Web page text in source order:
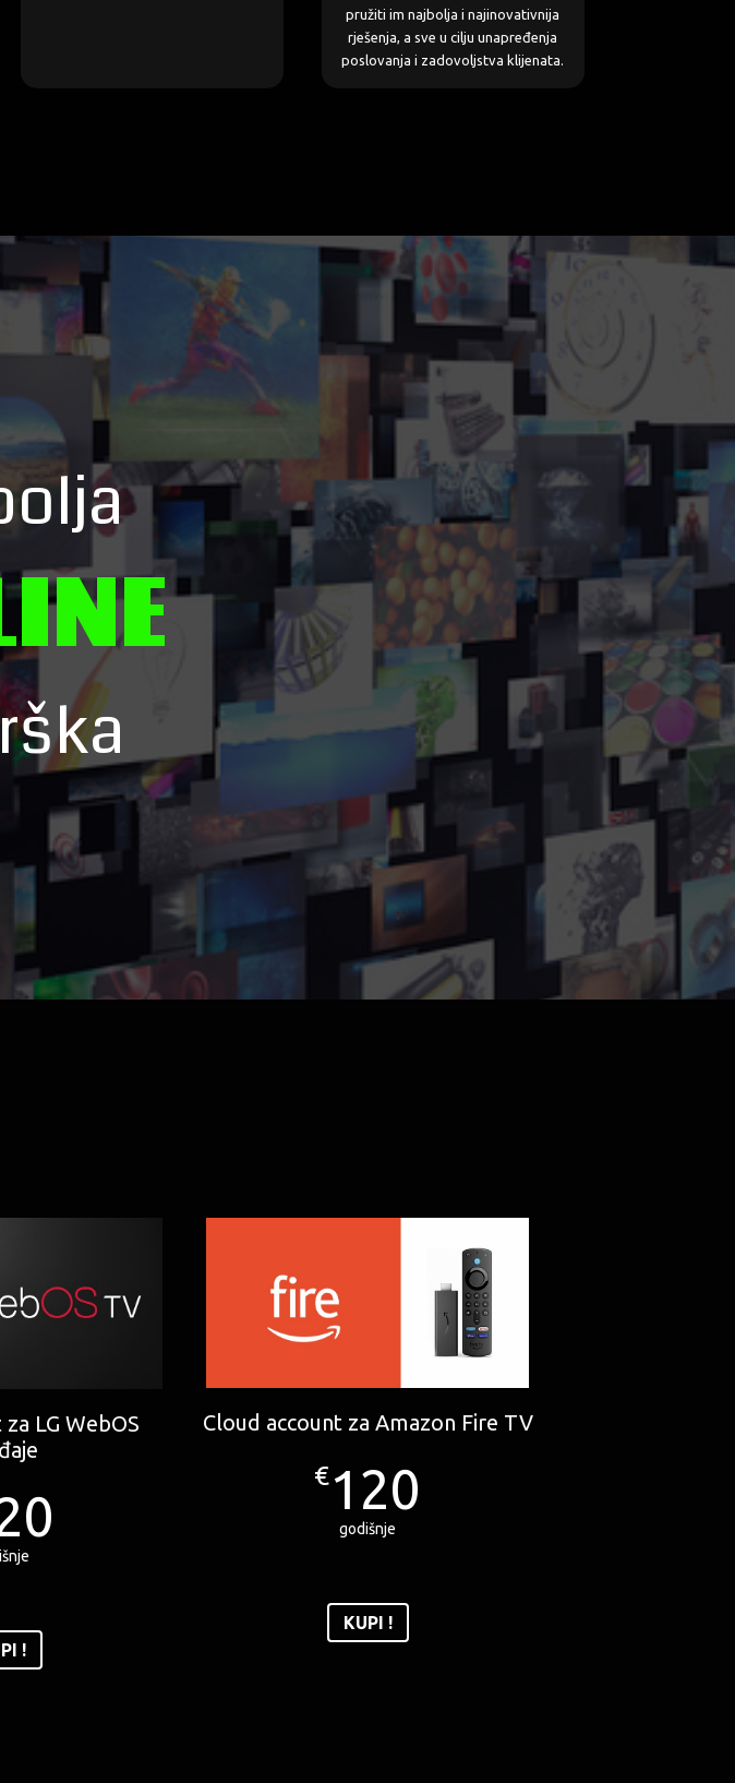
pružiti im najbolja i najinovativnija
rješenja, a sve u cilju unapređenja
poslovanja i zadovoljstva klijenata.
LG WebOS
!
Cloud account za Amazon Fire TV
€120
godišnje
KUPI !